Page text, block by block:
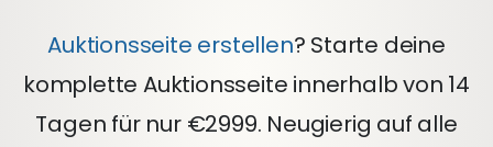
Auktionsseite erstellen? Starte deine
komplette Auktionsseite innerhalb von 14
Tagen für nur €2999. Neugierig auf alle